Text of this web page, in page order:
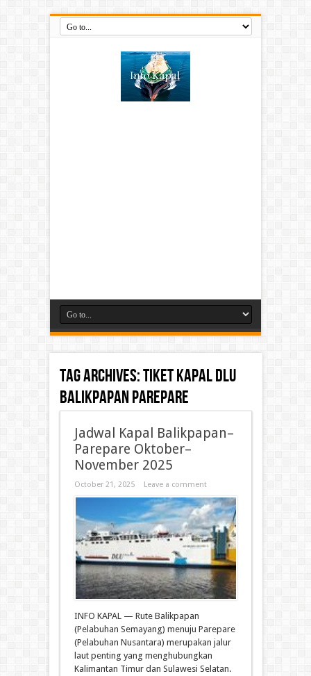
Tag Archives:tiket kapal DLU
Balikpapan Parepare
Jadwal Kapal Balikpapan–
Parepare Oktober–
November 2025
October 21, 2025 Leave a comment
INFO KAPAL — Rute Balikpapan
(Pelabuhan Semayang) menuju Parepare
(Pelabuhan Nusantara) merupakan jalur
laut penting yang menghubungkan
Kalimantan Timur dan Sulawesi Selatan.